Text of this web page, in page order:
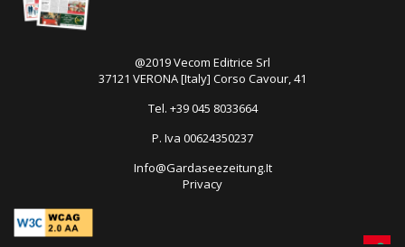
@2019 Vecom Editrice Srl
37121 VERONA [Italy] Corso Cavour, 41
Tel. +39 045 8033664
P. Iva 00624350237
Info@Gardaseezeitung.It
Privacy